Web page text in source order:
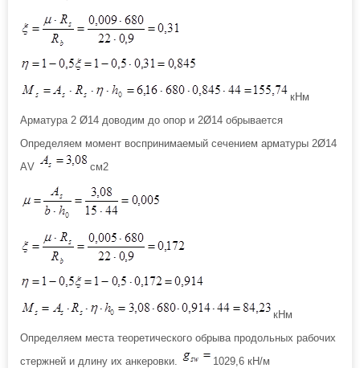
кНм
Арматура 2 Ø14 доводим до опор и 2Ø14 обрывается
Определяем момент воспринимаемый сечением арматуры 2Ø14
АV
см2
кНм
Определяем места теоретического обрыва продольных рабочих
стержней и длину их анкеровки.
1029,6 кН/м